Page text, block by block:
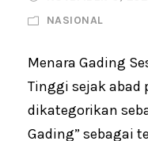
NASIONAL
Menara Gading
Tinggi sejak abad
dikategorikan
Gading” sebagai